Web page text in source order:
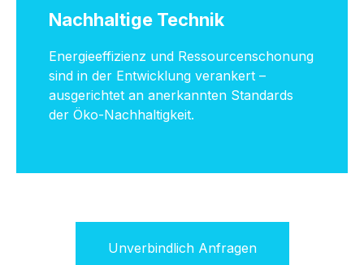
Nachhaltige Technik
Energieeffizienz und Ressourcenschonung
sind in der Entwicklung verankert –
ausgerichtet an anerkannten Standards
der Öko-Nachhaltigkeit.
Unverbindlich Anfragen